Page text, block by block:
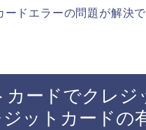
ドエラーの問題が解決
カードでクレ
ットカードの